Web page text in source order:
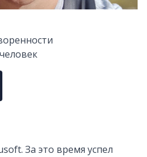
человек
За это время успел